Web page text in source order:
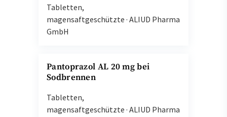
Tabletten,
magensaftgeschützte · ALIUD Pharma
GmbH
Pantoprazol AL 20 mg bei
Sodbrennen
Tabletten,
magensaftgeschützte · ALIUD Pharma